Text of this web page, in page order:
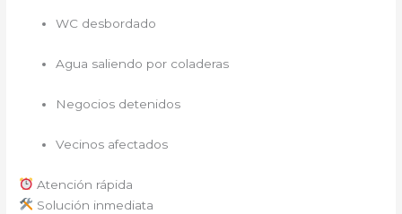
WC desbordado
Agua saliendo por coladeras
Negocios detenidos
Vecinos afectados
Atención rápida
Solución inmediata